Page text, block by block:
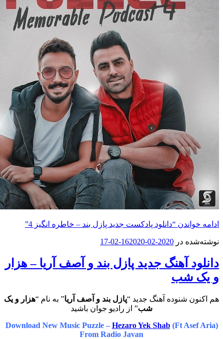
“دانلود پادکست جدید پازل بند – خاطره انگیز 4”
2020-02-16
2020-02-17
جدید پازل بند و آصف آریا – هزار
آهنگ جدید “ پازل بند و آصف آریا ” به نام “ هزار و یک
” از رادیو جوان باشید
Download New Music Puzzle –Hezaro Yek Shab(Ft
From Radio Javan